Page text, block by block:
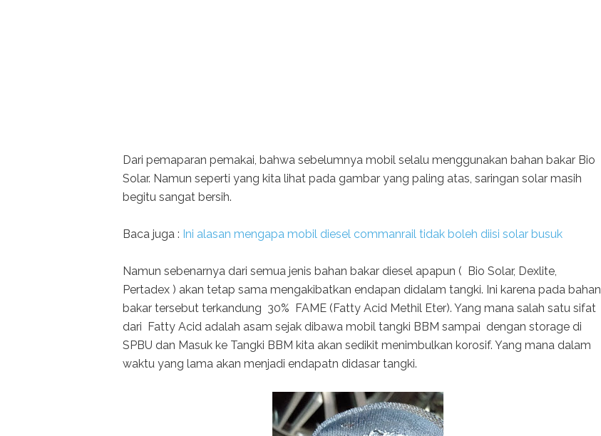
Dari pemaparan pemakai, bahwa sebelumnya mobil selalu menggunakan bahan bakar Bio
Solar. Namun seperti yang kita lihat pada gambar yang paling atas, saringan solar masih
begitu sangat bersih.
Baca juga : Ini alasan mengapa mobil diesel commanrail tidak boleh diisi solar busuk
Namun sebenarnya dari semua jenis bahan bakar diesel apapun ( Bio Solar, Dexlite,
Pertadex ) akan tetap sama mengakibatkan endapan didalam tangki. Ini karena pada bahan
bakar tersebut terkandung 30% FAME (Fatty Acid Methil Eter). Yang mana salah satu sifat
dari Fatty Acid adalah asam sejak dibawa mobil tangki BBM sampai dengan storage di
SPBU dan Masuk ke Tangki BBM kita akan sedikit menimbulkan korosif. Yang mana dalam
waktu yang lama akan menjadi endapatn didasar tangki.